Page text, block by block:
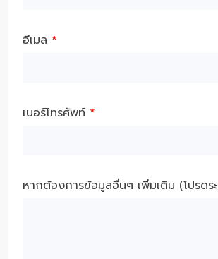
อีเมล *
เบอร์โทรศัพท์ *
หากต้องการข้อมูลอื่นๆ เพิ่มเติม (โปรดร